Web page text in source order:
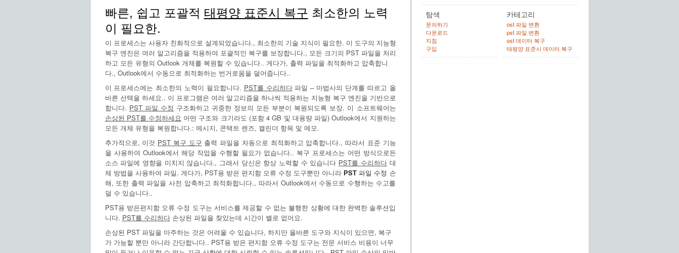
빠른, 쉽고 포괄적 태평양 표준시 복구 최소한의 노력
이 필요한.
이 프로세스는 사용자 친화적으로 설계되었습니다., 최소한의 기술 지식이 필요한. 이 도구의 지능형
복구 엔진은 여러 알고리즘을 적용하여 포괄적인 복구를 보장합니다., 모든 크기의 PST 파일을 처리
하고 모든 유형의 Outlook 개체를 복원할 수 있습니다.. 게다가, 출력 파일을 최적화하고 압축합니
다., Outlook에서 수동으로 최적화하는 번거로움을 덜어줍니다..
이 프로세스에는 최소한의 노력이 필요합니다. PST를 수리하다파일 – 마법사의 단계를 따르고 올
바른 선택을 하세요.. 이 프로그램은 여러 알고리즘을 하나씩 적용하는 지능형 복구 엔진을 기반으로
합니다. PST 파일 수정 구조화하고 귀중한 정보의 모든 부분이 복원되도록 보장. 이 소프트웨어는
손상된 PST를 수정하세요 어떤 구조와 크기라도 (포함 4 GB 및 대용량 파일) Outlook에서 지원하는
모든 개체 유형을 복원합니다.: 메시지, 콘택트 렌즈, 캘린더 항목 및 메모.
추가적으로, 이것 PST 복구 도구 출력 파일을 자동으로 최적화하고 압축합니다., 따라서 표준 기능
을 사용하여 Outlook에서 해당 작업을 수행할 필요가 없습니다.. 복구 프로세스는 어떤 방식으로든
소스 파일에 영향을 미치지 않습니다., 그래서 당신은 항상 노력할 수 있습니다 PST를 수리하다대
체 방법을 사용하여 파일. 게다가, PST용 받은 편지함 오류 수정 도구뿐만 아니라 PST 파일 수정 손
해, 또한 출력 파일을 사전 압축하고 최적화합니다., 따라서 Outlook에서 수동으로 수행하는 수고를
덜 수 있습니다..
PST용 받은편지함 오류 수정 도구는 서비스를 제공할 수 없는 불행한 상황에 대한 완벽한 솔루션입
니다. PST를 수리하다손상된 파일을 찾았는데 시간이 별로 없어요.
손상된 PST 파일을 마주하는 것은 어려울 수 있습니다, 하지만 올바른 도구와 지식이 있으면, 복구
가 가능할 뿐만 아니라 간단합니다.. PST용 받은 편지함 오류 수정 도구는 전문 서비스 비용이 너무
탐색
문의하기
다운로드
지침
구입
카테고리
ost 파일 변환
pst 파일 변환
ost 데이터 복구
태평양 표준시 데이터 복구